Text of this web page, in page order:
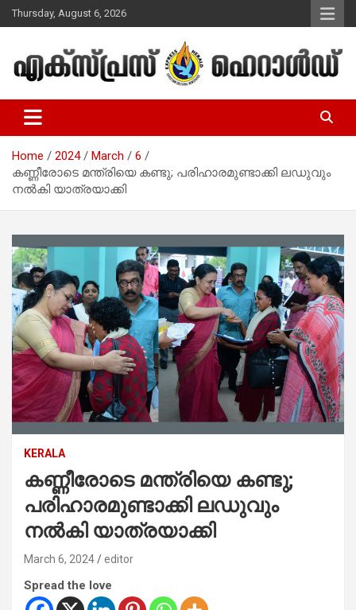
Skip
to
Thursday, August 6, 2026
Express Herald – Malayalam
Christian News
Home 2024 March
6
കണ്ണീരോടെ മന്ത്രിയെ കണ്ടു; പരിഹാരമുണ്ടാക്കി ലഡുവും
നല്‍കി യാത്രയാക്കി
KERALA
കണ്ണീരോടെ മന്ത്രിയെ കണ്ടു;
പരിഹാരമുണ്ടാക്കി ലഡുവും
നല്‍കി യാത്രയാക്കി
March 6, 2024 editor
Spread the love